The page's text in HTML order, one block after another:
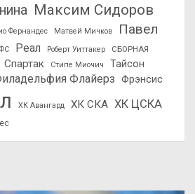
Максим Сидоров
Фернандес Матвей Мичков
Павел
Реал Роберт Уиттакер
СБОРНАЯ
Спартак Стипе Миочич
Тайсон
Флайерз Фрэнсис
ХК Авангард ХК СКА ХК ЦСКА